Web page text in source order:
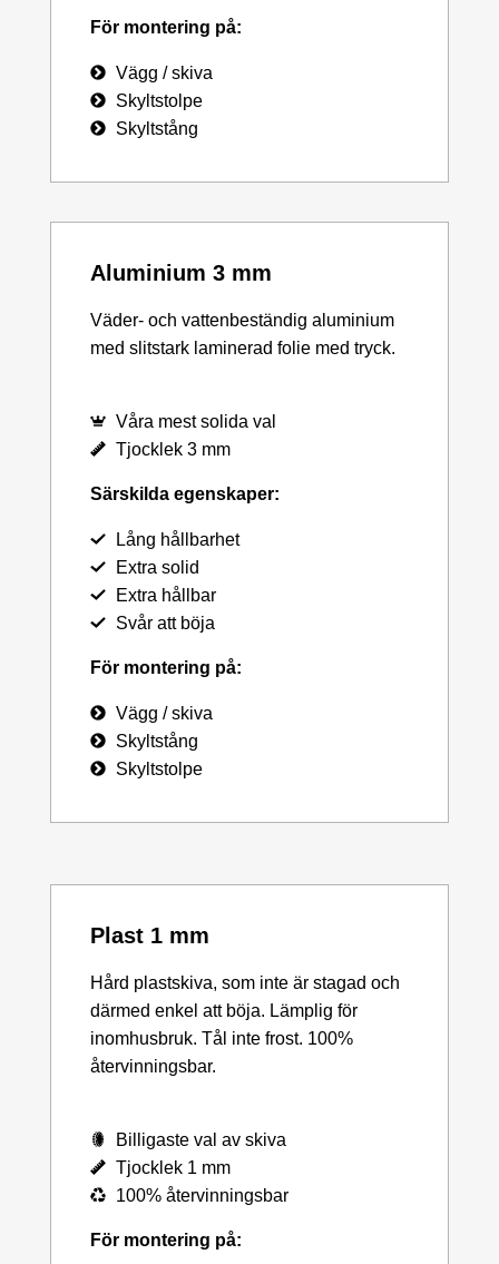
För montering på:
Vägg / skiva
Skyltstolpe
Skyltstång
Aluminium 3 mm
Väder- och vattenbeständig aluminium
med slitstark laminerad folie med tryck.
Våra mest solida val
Tjocklek 3 mm
Särskilda egenskaper:
Lång hållbarhet
Extra solid
Extra hållbar
Svår att böja
För montering på:
Vägg / skiva
Skyltstång
Skyltstolpe
Plast 1 mm
Hård plastskiva, som inte är stagad och
därmed enkel att böja. Lämplig för
inomhusbruk. Tål inte frost. 100%
återvinningsbar.
Billigaste val av skiva
Tjocklek 1 mm
100% återvinningsbar
För montering på: